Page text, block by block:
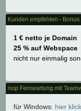
Kunden empfehlen - Bonus
1 € netto je Domain
25 % auf Webspace
nicht nur einmalig
issp Fernwartung mit
für Windows: hier